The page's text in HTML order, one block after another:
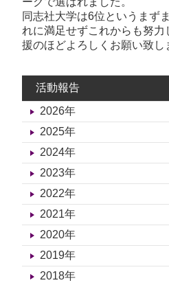
同志社大学は6位というまず
れに満足せずこれからも努
援のほどよろしくお願い致し
活動報告
2026年
2025年
2024年
2023年
2022年
2021年
2020年
2019年
2018年